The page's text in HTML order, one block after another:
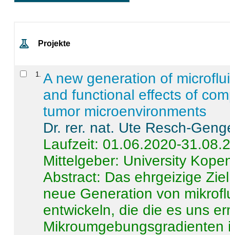
Projekte
1
A new generation of
and functional effects of
tumor microenvironments
Dr. rer. nat. Ute Resch-
Laufzeit: 01.06.2020-
Mittelgeber: University
Abstract: Das ehrgeizige
neue Generation von
entwickeln, die die es uns
Mikroumgebungsgradienten